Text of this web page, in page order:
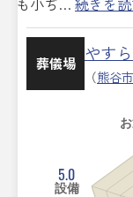
葬儀場 やす
（熊谷市
5.0
設備